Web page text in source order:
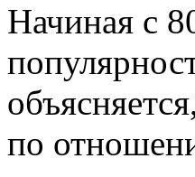
Начиная с
по